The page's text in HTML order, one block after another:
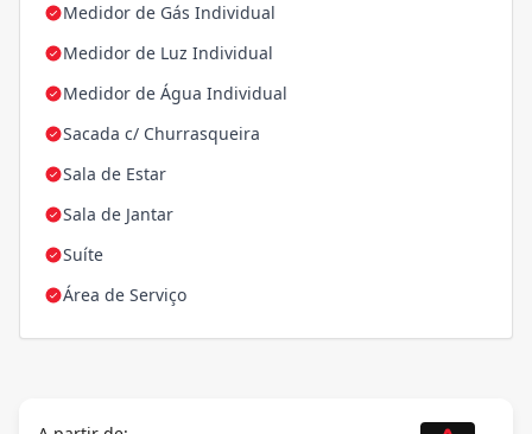
Medidor de Gás Individual
Medidor de Luz Individual
Medidor de Água Individual
Sacada c/ Churrasqueira
Sala de Estar
Sala de Jantar
Suíte
Área de Serviço